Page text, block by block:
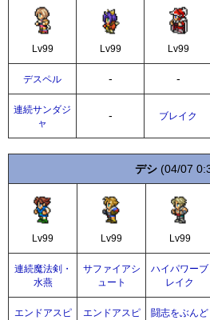
Lv99 Lv99 Lv99
デスペル - -
連続サンダジ
ャ
- ブレイク
デシ (04/07
Lv99 Lv99 Lv99
連続魔法剣・
水燕
サファイアシ
ュート
ハイパワーブ
レイク
エンドアスピ エンドアスピ 闘志をぶんど